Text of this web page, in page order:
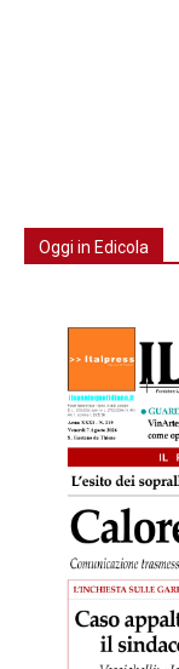
Oggi in Edicola